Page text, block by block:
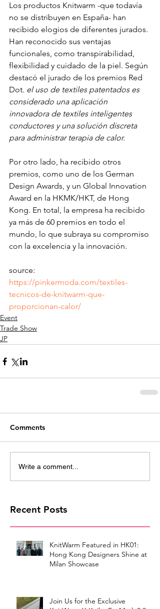
Los productos Knitwarm -que todavía
no se distribuyen en España- han
recibido elogios de diferentes jurados.
Han reconocido sus ventajas
funcionales, como transpirabilidad,
flexibilidad y cuidado de la piel. Según
destacó el jurado de los premios Red
Dot. el uso de textiles patentados es
considerado una aplicación
innovadora de textiles inteligentes
conductores y una solución discreta
para administrar terapia de calor.
Por otro lado, ha recibido otros
premios, como uno de los German
Design Awards, y un Global Innovation
Award en la HKMK/HKT, de Hong
Kong. En total, la empresa ha recibido
ya más de 60 premios en todo el
mundo, lo que subraya su compromiso
con la excelencia y la innovación.
source:
https://pinkermoda.com/textiles-
tecnicos-de-knitwarm-que-
proporcionan-calor/
Event
Trade Show
JP
Comments
Write a comment...
Recent Posts
KnitWarm Featured in HK01:
Hong Kong Designers Shine at
Milan Showcase
Join Us for the Exclusive